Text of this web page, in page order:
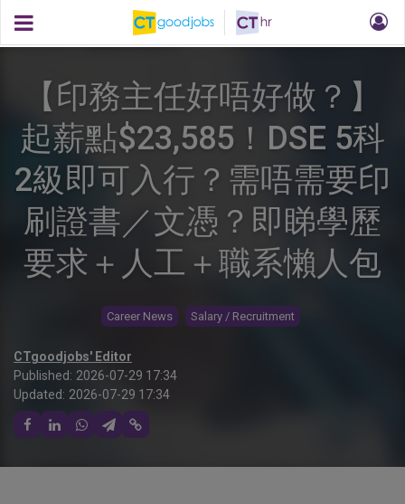
【印務主任好唔好做？】
起薪點$23,585！DSE 5科
2級即可入行？需唔需要印
刷證書／文憑？即睇學歷
要求＋人工＋職系懶人包
Career News Salary / Recruitment
CTgoodjobs' Editor
Published: 2026-07-29 17:34
Updated: 2026-07-29 17:34